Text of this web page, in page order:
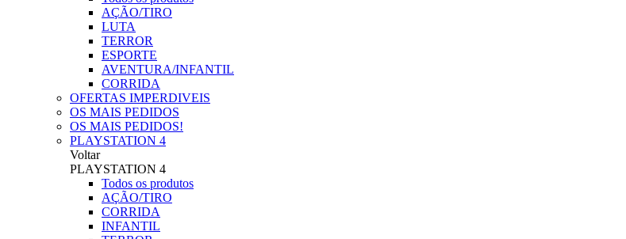
AÇÃO/TIRO
LUTA
TERROR
ESPORTE
AVENTURA/INFANTIL
CORRIDA
OFERTAS IMPERDIVEIS
OS MAIS PEDIDOS
OS MAIS PEDIDOS!
PLAYSTATION 4
Voltar
PLAYSTATION 4
Todos os produtos
AÇÃO/TIRO
CORRIDA
INFANTIL